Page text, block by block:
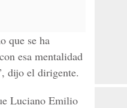
que se ha
esa mentalidad
dijo el dirigente.
Luciano Emilio